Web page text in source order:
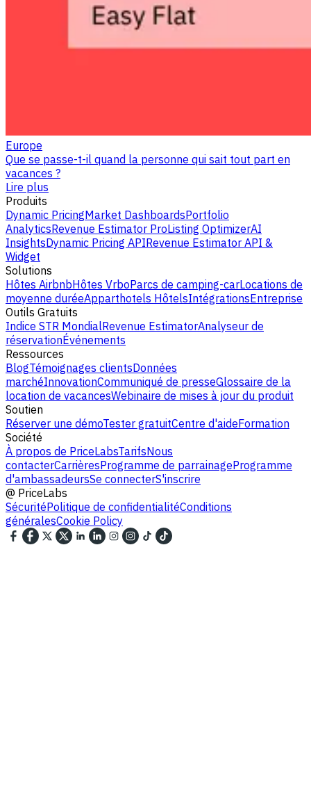
Europe
Que se passe-t-il quand la personne qui sait tout part en
vacances ?
Lire plus
Produits
Dynamic PricingMarket DashboardsPortfolio
AnalyticsRevenue Estimator ProListing OptimizerAI
InsightsDynamic Pricing APIRevenue Estimator API &
Widget
Solutions
Hôtes AirbnbHôtes VrboParcs de camping-carLocations de
moyenne duréeApparthotels HôtelsIntégrationsEntreprise
Outils Gratuits
Indice STR MondialRevenue EstimatorAnalyseur de
réservationÉvénements
Ressources
BlogTémoignages clientsDonnées
marchéInnovationCommuniqué de presseGlossaire de la
location de vacancesWebinaire de mises à jour du produit
Soutien
Réserver une démoTester gratuitCentre d'aideFormation
Société
À propos de PriceLabsTarifsNous
contacterCarrièresProgramme de parrainageProgramme
d'ambassadeursSe connecterS'inscrire
@ PriceLabs
SécuritéPolitique de confidentialitéConditions
généralesCookie Policy